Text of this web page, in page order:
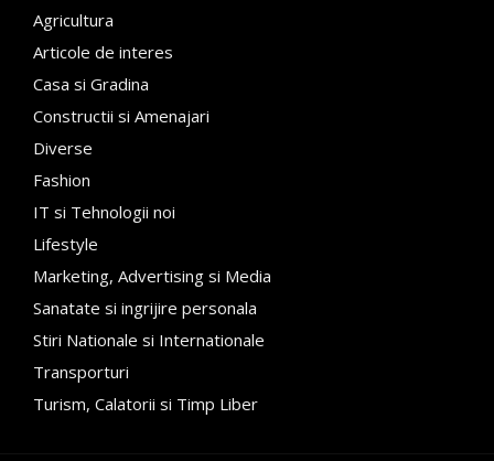
Agricultura
Articole de interes
Casa si Gradina
Constructii si Amenajari
Diverse
Fashion
IT si Tehnologii noi
Lifestyle
Marketing, Advertising si Media
Sanatate si ingrijire personala
Stiri Nationale si Internationale
Transporturi
Turism, Calatorii si Timp Liber